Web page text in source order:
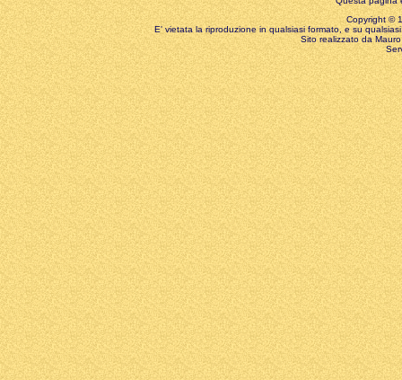
Copyright ©
E' vietata la riproduzione in qualsiasi formato, e su
Sito realizzato da